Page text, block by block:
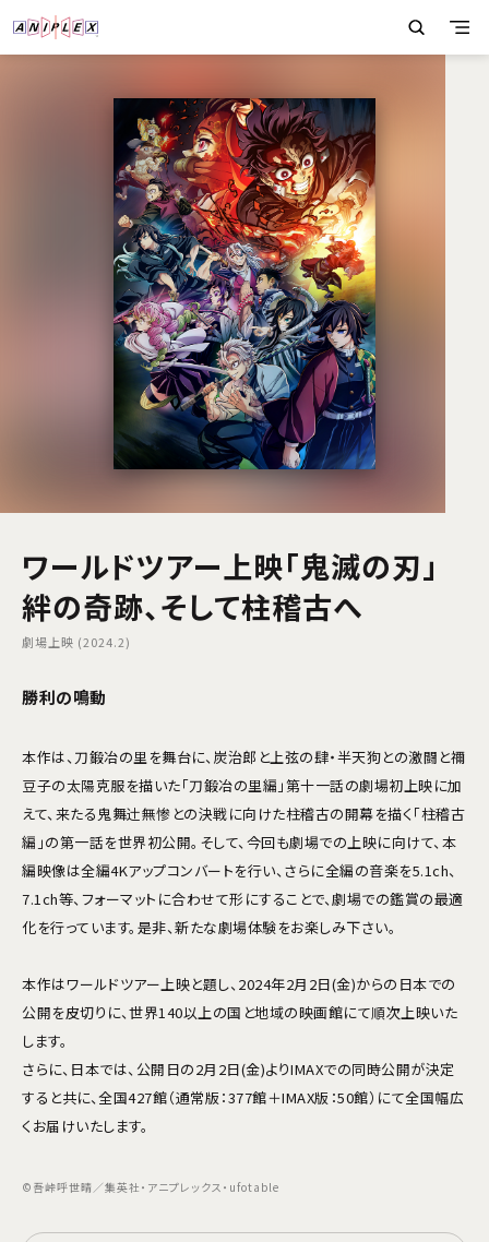
ワールドツアー上映「鬼滅の刃」
絆の奇跡、そして柱稽古へ
劇場上映 (2024.2)
勝利の鳴動
本作は、刀鍛冶の里を舞台に、炭治郎と上弦の肆・半天狗との激闘と禰󠄀
豆子の太陽克服を描いた「刀鍛冶の里編」第十一話の劇場初上映に加
えて、来たる鬼舞辻󠄀無惨との決戦に向けた柱稽古の開幕を描く「柱稽古
編」の第一話を世界初公開。そして、今回も劇場での上映に向けて、本
編映像は全編4Kアップコンバートを行い、さらに全編の音楽を5.1ch、
7.1ch等、フォーマットに合わせて形にすることで、劇場での鑑賞の最適
化を行っています。是非、新たな劇場体験をお楽しみ下さい。
本作はワールドツアー上映と題し、2024年2月2日(金)からの日本での
公開を皮切りに、世界140以上の国と地域の映画館にて順次上映いた
します。
さらに、日本では、公開日の2月2日(金)よりIMAXでの同時公開が決定
すると共に、全国427館（通常版：377館＋IMAX版：50館）にて全国幅広
くお届けいたします。
©吾峠呼世晴／集英社・アニプレックス・ufotable